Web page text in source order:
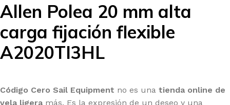
Allen Polea 20 mm alta
carga fijación flexible
A2020TI3HL
Código Cero Sail Equipment no es una tienda online de
vela ligera más. Es la expresión de un deseo y una